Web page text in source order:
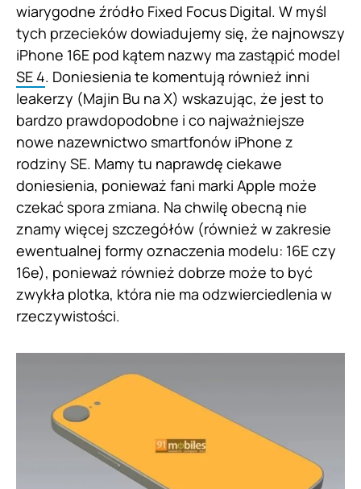
wiarygodne źródło Fixed Focus Digital. W myśl
tych przecieków dowiadujemy się, że najnowszy
iPhone 16E pod kątem nazwy ma zastąpić model
SE 4. Doniesienia te komentują również inni
leakerzy (Majin Bu na X) wskazując, że jest to
bardzo prawdopodobne i co najważniejsze
nowe nazewnictwo smartfonów iPhone z
rodziny SE. Mamy tu naprawdę ciekawe
doniesienia, ponieważ fani marki Apple może
czekać spora zmiana. Na chwilę obecną nie
znamy więcej szczegółów (również w zakresie
ewentualnej formy oznaczenia modelu: 16E czy
16e), ponieważ również dobrze może to być
zwykła plotka, która nie ma odzwierciedlenia w
rzeczywistości.